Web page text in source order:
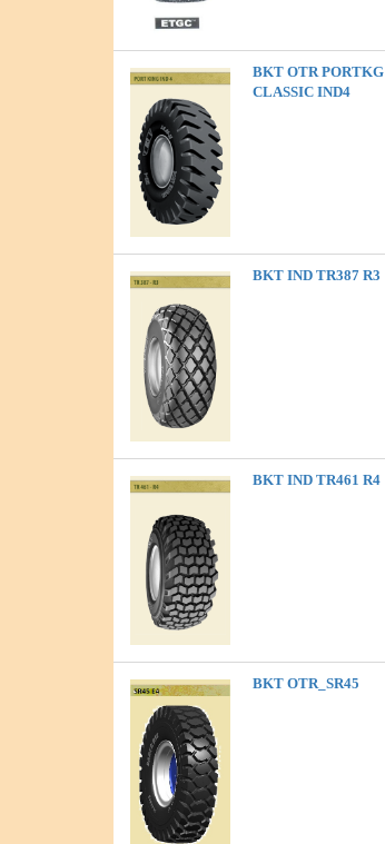
BKT OTR PORTKG
CLASSIC IND4
BKT IND TR387 R3
BKT IND TR461 R4
BKT OTR_SR45